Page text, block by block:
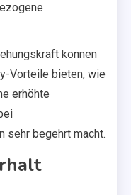
können
Vorteile bieten, wie
erhöhte
sehr begehrt macht.